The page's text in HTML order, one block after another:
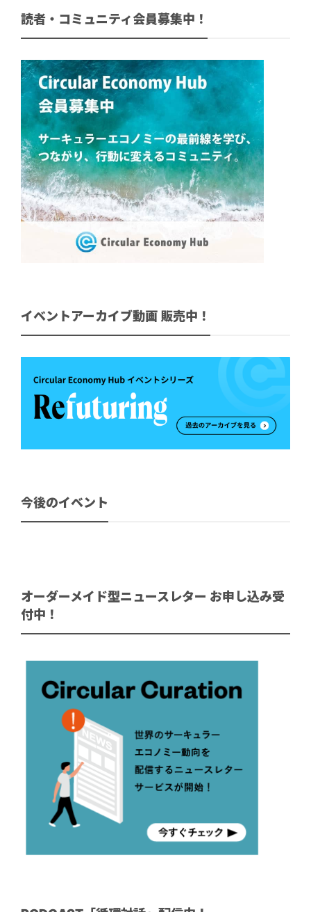
読者・コミュニティ会員募集中！
イベントアーカイブ動画 販売中！
今後のイベント
オーダーメイド型ニュースレター お申し込み受
付中！